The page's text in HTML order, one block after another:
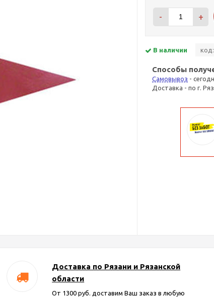
- +
В наличии
Способы
Самовывоз -
Доставка - по г.
Доставка по Рязани и Рязанской
области
От 1300 руб. доставим Ваш заказ в любую